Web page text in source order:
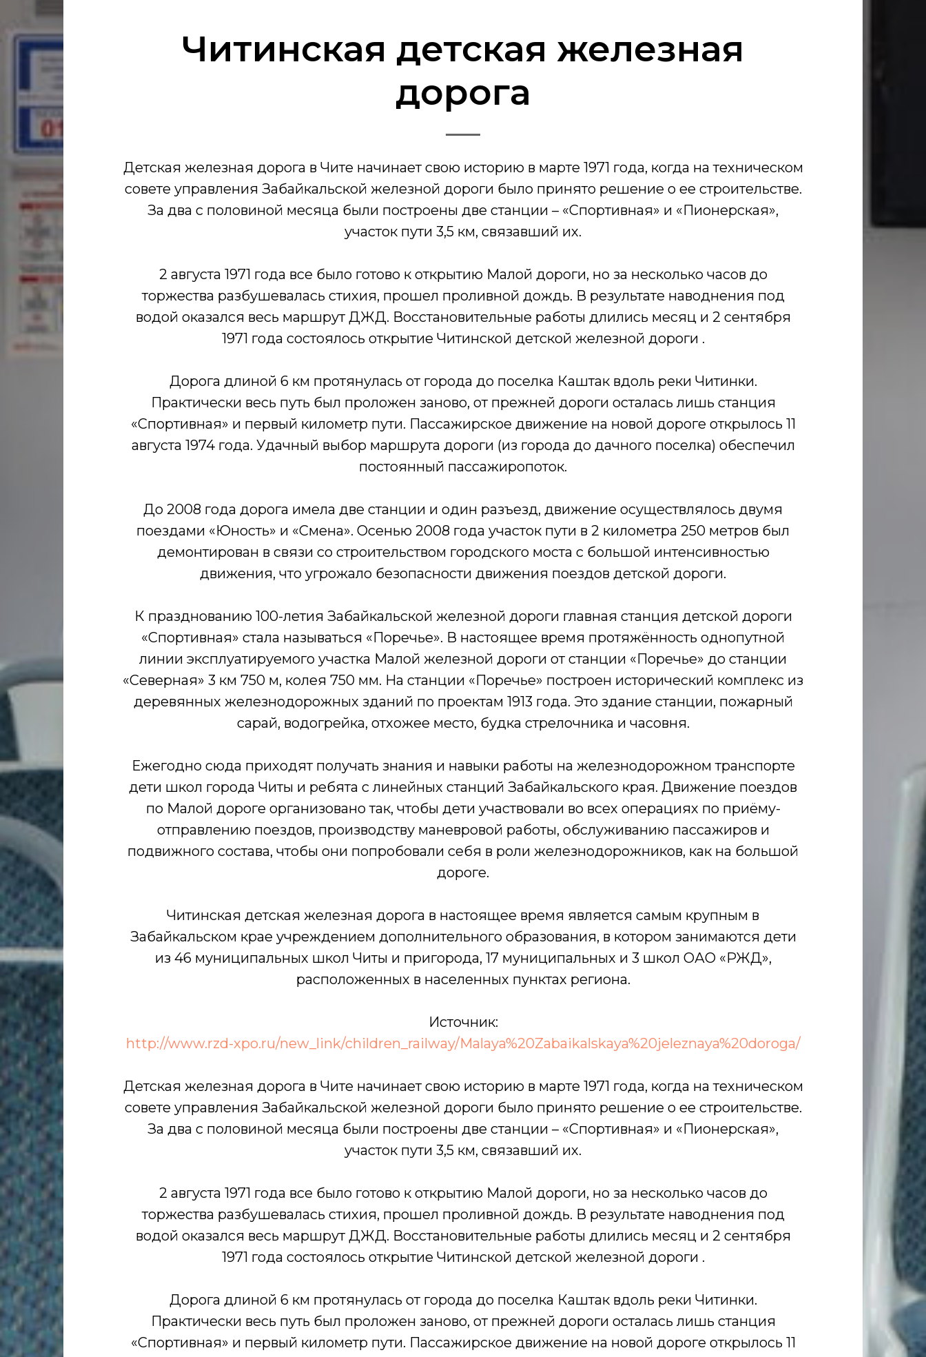
Читинская детская железная
дорога
Детская железная дорога в Чите начинает свою историю в марте 1971 года, когда на техническом
совете управления Забайкальской железной дороги было принято решение о ее строительстве.
За два с половиной месяца были построены две станции – «Спортивная» и «Пионерская»,
участок пути 3,5 км, связавший их.
2 августа 1971 года все было готово к открытию Малой дороги, но за несколько часов до
торжества разбушевалась стихия, прошел проливной дождь. В результате наводнения под
водой оказался весь маршрут ДЖД. Восстановительные работы длились месяц и 2 сентября
1971 года состоялось открытие Читинской детской железной дороги .
Дорога длиной 6 км протянулась от города до поселка Каштак вдоль реки Читинки.
Практически весь путь был проложен заново, от прежней дороги осталась лишь станция
«Спортивная» и первый километр пути. Пассажирское движение на новой дороге открылось 11
августа 1974 года. Удачный выбор маршрута дороги (из города до дачного поселка) обеспечил
постоянный пассажиропоток.
До 2008 года дорога имела две станции и один разъезд, движение осуществлялось двумя
поездами «Юность» и «Смена». Осенью 2008 года участок пути в 2 километра 250 метров был
демонтирован в связи со строительством городского моста с большой интенсивностью
движения, что угрожало безопасности движения поездов детской дороги.
К празднованию 100-летия Забайкальской железной дороги главная станция детской дороги
«Спортивная» стала называться «Поречье». В настоящее время протяжённость однопутной
линии эксплуатируемого участка Малой железной дороги от станции «Поречье» до станции
«Северная» 3 км 750 м, колея 750 мм. На станции «Поречье» построен исторический комплекс из
деревянных железнодорожных зданий по проектам 1913 года. Это здание станции, пожарный
сарай, водогрейка, отхожее место, будка стрелочника и часовня.
Ежегодно сюда приходят получать знания и навыки работы на железнодорожном транспорте
дети школ города Читы и ребята с линейных станций Забайкальского края. Движение поездов
по Малой дороге организовано так, чтобы дети участвовали во всех операциях по приёму-
отправлению поездов, производству маневровой работы, обслуживанию пассажиров и
подвижного состава, чтобы они попробовали себя в роли железнодорожников, как на большой
дороге.
Читинская детская железная дорога в настоящее время является самым крупным в
Забайкальском крае учреждением дополнительного образования, в котором занимаются дети
из 46 муниципальных школ Читы и пригорода, 17 муниципальных и 3 школ ОАО «РЖД»,
расположенных в населенных пунктах региона.
Источник:
http://www.rzd-xpo.ru/new_link/children_railway/Malaya%20Zabaikalskaya%20jeleznaya%20doroga/
Детская железная дорога в Чите начинает свою историю в марте 1971 года, когда на техническом
совете управления Забайкальской железной дороги было принято решение о ее строительстве.
За два с половиной месяца были построены две станции – «Спортивная» и «Пионерская»,
участок пути 3,5 км, связавший их.
2 августа 1971 года все было готово к открытию Малой дороги, но за несколько часов до
торжества разбушевалась стихия, прошел проливной дождь. В результате наводнения под
водой оказался весь маршрут ДЖД. Восстановительные работы длились месяц и 2 сентября
1971 года состоялось открытие Читинской детской железной дороги .
Дорога длиной 6 км протянулась от города до поселка Каштак вдоль реки Читинки.
Практически весь путь был проложен заново, от прежней дороги осталась лишь станция
«Спортивная» и первый километр пути. Пассажирское движение на новой дороге открылось 11